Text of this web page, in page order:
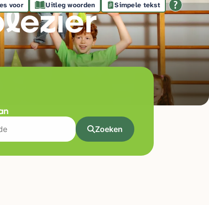
r
voor Uitleg woorden Simpele tekst
Zoeken